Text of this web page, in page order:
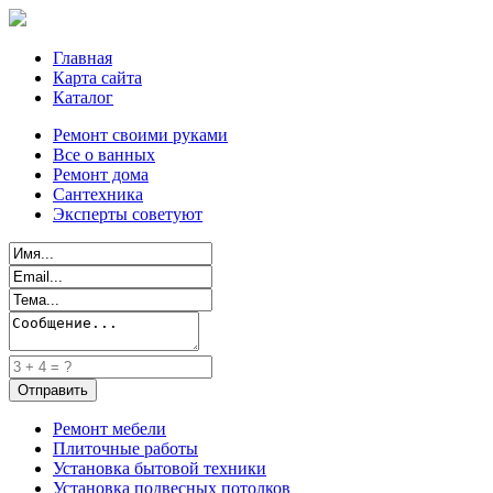
Главная
Карта сайта
Каталог
Ремонт своими руками
Все о ванных
Ремонт дома
Сантехника
Эксперты советуют
Ремонт мебели
Плиточные работы
Установка бытовой техники
Установка подвесных потолков